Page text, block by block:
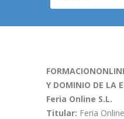
Y DOMINIO DE LA
Feria Online S.L.
Titular: Feria